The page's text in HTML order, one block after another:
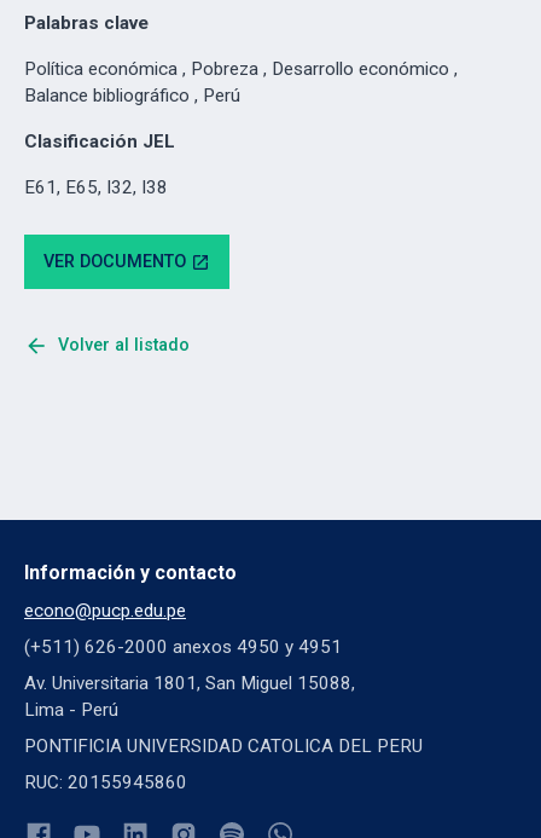
Palabras clave
Política económica , Pobreza , Desarrollo económico ,
Balance bibliográfico , Perú
Clasificación JEL
E61, E65, I32, I38
VER DOCUMENTO open_in_new
arrow_back Volver al listado
Información y contacto
econo@pucp.edu.pe
(+511) 626-2000 anexos 4950 y 4951
Av. Universitaria 1801, San Miguel 15088,
Lima - Perú
PONTIFICIA UNIVERSIDAD CATOLICA DEL PERU
RUC: 20155945860